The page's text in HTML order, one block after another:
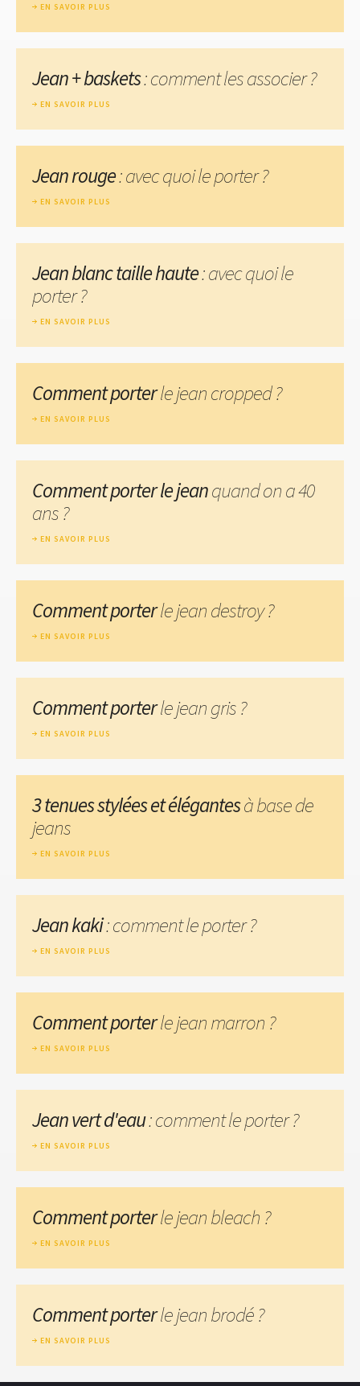
EN SAVOIR PLUS
Jean + baskets: comment les associer ?
EN SAVOIR PLUS
Jean rouge: avec quoi le porter ?
EN SAVOIR PLUS
Jean blanc taille haute: avec quoi le
porter ?
EN SAVOIR PLUS
Comment porterle jean cropped ?
EN SAVOIR PLUS
Comment porter le jeanquand on a 40
ans ?
EN SAVOIR PLUS
Comment porterle jean destroy ?
EN SAVOIR PLUS
Comment porterle jean gris ?
EN SAVOIR PLUS
3 tenues stylées et élégantesà base de
jeans
EN SAVOIR PLUS
Jean kaki: comment le porter ?
EN SAVOIR PLUS
Comment porterle jean marron ?
EN SAVOIR PLUS
Jean vert d'eau: comment le porter ?
EN SAVOIR PLUS
Comment porterle jean bleach ?
EN SAVOIR PLUS
Comment porterle jean brodé ?
EN SAVOIR PLUS